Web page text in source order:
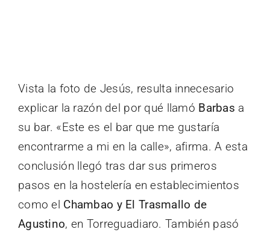
Vista la foto de Jesús, resulta innecesario
explicar la razón del por qué llamó Barbas a
su bar. «Este es el bar que me gustaría
encontrarme a mi en la calle», afirma. A esta
conclusión llegó tras dar sus primeros
pasos en la hostelería en establecimientos
como el Chambao y El Trasmallo de
Agustino, en Torreguadiaro. También pasó